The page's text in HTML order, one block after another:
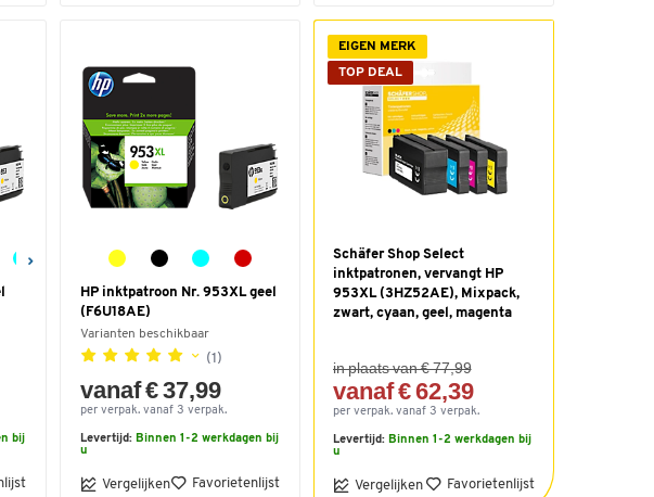
bij
HP inktpatroon Nr. 953XL geel
(F6U18AE)
Varianten beschikbaar
(1)
vanaf € 37,99
per verpak. vanaf 3 verpak.
Levertijd: Binnen 1-2 werkdagen bij
u
Vergelijken Favorietenlijst
EIGEN MERK
TOP DEAL
Schäfer Shop Select
inktpatronen, vervangt HP
953XL (3HZ52AE), Mixpack,
zwart, cyaan, geel, magenta
in plaats van € 77,99
vanaf € 62,39
per verpak. vanaf 3 verpak.
Levertijd: Binnen 1-2 werkdagen bij
u
Vergelijken Favorietenlijst